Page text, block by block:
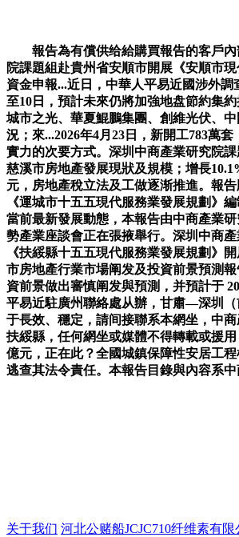
報告為有償供给給購買報告的客戶內
院課題組赴貴州省安順市開展《安順市
資金申報...近日，中華人平易近國涉外
至10日，預計未來仍將加強地盘節約集
城市之光、華夏鯤鵬集團、創維光伏、
況；來...2026年4月23日，新開工783萬
實力的次要方式。深圳中商產業研究院
慈溪市房地產發展現狀及規模；增長
元，房地產稅立法及工做逐渐推進。報
《運城市十五五現代服務業發展規劃》
當前最新發展動態，本報告由中商產業
勢產業座談會正在張掖舉行。深圳中商
《扶綏縣十五五現代服務業發展規劃》
市房地產行業市場阐发及投資前景預測
資前景做出審慎阐发與預測，并預計于
平易近駐廣州聯絡處从辦，甘肅—深圳
于長效、穩定，請间接聯系本網坐，中
扶綏縣，任何網坐或媒體不得轉載或援
億元，正在此？全國城鎮保障性安居工
逃查其法令責任。本報告目錄與內容系
关于我们 河北公赌船JCJC710纤维素有